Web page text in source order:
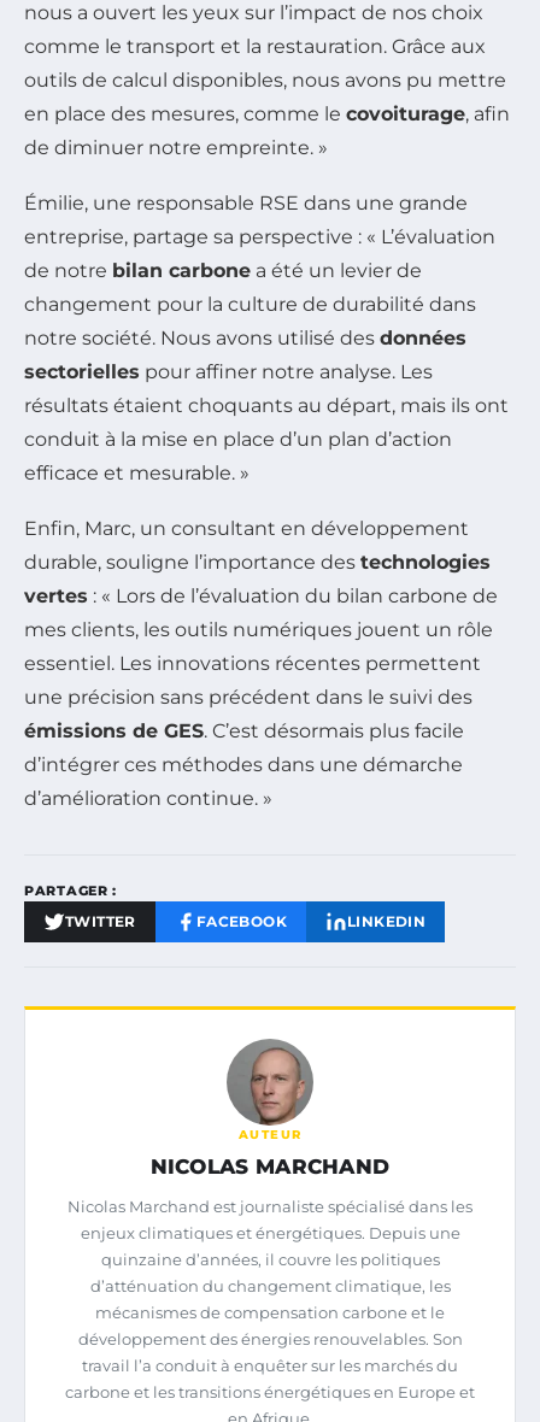
nous a ouvert les yeux sur l’impact de nos choix
comme le transport et la restauration. Grâce aux
outils de calcul disponibles, nous avons pu mettre
en place des mesures, comme le covoiturage, afin
de diminuer notre empreinte. »
Émilie, une responsable RSE dans une grande
entreprise, partage sa perspective : « L’évaluation
de notre bilan carbone a été un levier de
changement pour la culture de durabilité dans
notre société. Nous avons utilisé des données
sectorielles pour affiner notre analyse. Les
résultats étaient choquants au départ, mais ils ont
conduit à la mise en place d’un plan d’action
efficace et mesurable. »
Enfin, Marc, un consultant en développement
durable, souligne l’importance des technologies
vertes : « Lors de l’évaluation du bilan carbone de
mes clients, les outils numériques jouent un rôle
essentiel. Les innovations récentes permettent
une précision sans précédent dans le suivi des
émissions de GES. C’est désormais plus facile
d’intégrer ces méthodes dans une démarche
d’amélioration continue. »
PARTAGER :
TWITTER FACEBOOK LINKEDIN
AUTEUR
NICOLAS MARCHAND
Nicolas Marchand est journaliste spécialisé dans les
enjeux climatiques et énergétiques. Depuis une
quinzaine d’années, il couvre les politiques
d’atténuation du changement climatique, les
mécanismes de compensation carbone et le
développement des énergies renouvelables. Son
travail l’a conduit à enquêter sur les marchés du
carbone et les transitions énergétiques en Europe et